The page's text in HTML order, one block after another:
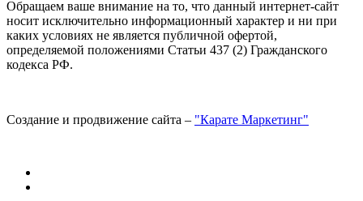
Обращаем ваше внимание на то, что данный интернет-сайт
носит исключительно информационный характер и ни при
каких условиях не является публичной офертой,
определяемой положениями Статьи 437 (2) Гражданского
кодекса РФ.
Создание и продвижение сайта – "Карате Маркетинг"